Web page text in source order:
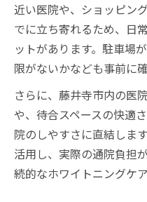
近い医院や、ショッピン
でに立ち寄れるため、日
ットがあります。駐車場
限がないかなども事前に
さらに、藤井寺市内の医
や、待合スペースの快適
院のしやすさに直結しま
活用し、実際の通院負担
続的なホワイトニングケ